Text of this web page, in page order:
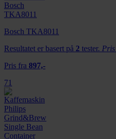
Bosch TKA8011
Resultatet er basert på 2 tester.
Pris fra 897,-
71